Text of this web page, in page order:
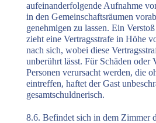
aufeinanderfolgende Aufnahme
in den Gemeinschaftsräumen
genehmigen zu lassen. Ein
zieht eine Vertragsstrafe in Höhe
nach sich, wobei diese
unberührt lässt. Für Schäden oder
Personen verursacht werden, die
eintreffen, haftet der Gast
gesamtschuldnerisch.
8.6. Befindet sich in dem Zimmer